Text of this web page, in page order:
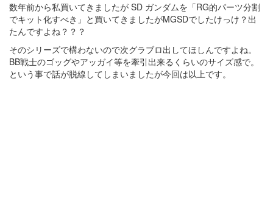
数年前から私買いてきましたが SD ガンダムを「RG的パーツ分割
でキット化すべき」と買いてきましたがMGSDでしたけっけ？出
たんですよね？？？
そのシリーズで構わないので次グラブロ出してほしんですよね。
BB戦士のゴッグやアッガイ等を牽引出来るくらいのサイズ感で。
という事で話が脱線してしまいましたが今回は以上です。